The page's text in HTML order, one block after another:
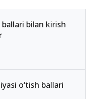
bilan kirish